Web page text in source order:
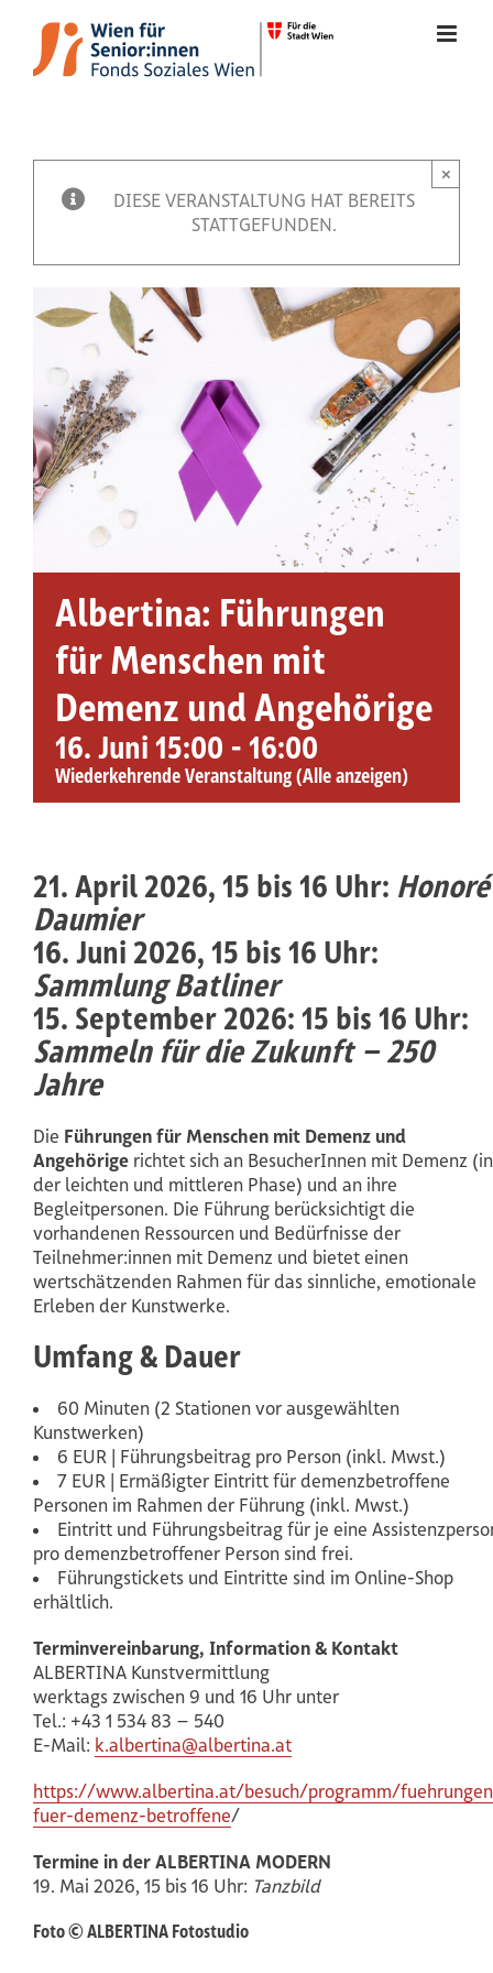
Inhalt
springen
Veranstaltung
DIESE VERANSTALTUNG HAT BEREITS
STATTGEFUNDEN.
×
Albertina: Führungen
für Menschen mit
Demenz und Angehörige
16. Juni 15:00 - 16:00
Wiederkehrende Veranstaltung(Alle anzeigen)
21. April 2026, 15 bis 16 Uhr: Honoré
Daumier
16. Juni 2026, 15 bis 16 Uhr:
Sammlung Batliner
15. September 2026: 15 bis 16 Uhr:
Sammeln für die Zukunft – 250
Jahre
Die Führungen für Menschen mit Demenz und
Angehörige richtet sich an BesucherInnen mit Demenz (in
der leichten und mittleren Phase) und an ihre
Begleitpersonen. Die Führung berücksichtigt die
vorhandenen Ressourcen und Bedürfnisse der
Teilnehmer:innen mit Demenz und bietet einen
wertschätzenden Rahmen für das sinnliche, emotionale
Erleben der Kunstwerke.
Umfang & Dauer
60 Minuten (2 Stationen vor ausgewählten
Kunstwerken)
6 EUR | Führungsbeitrag pro Person (inkl. Mwst.)
7 EUR | Ermäßigter Eintritt für demenzbetroffene
Personen im Rahmen der Führung (inkl. Mwst.)
Eintritt und Führungsbeitrag für je eine
pro demenzbetroffener Person sind frei.
Führungstickets und Eintritte sind im Online-Shop
erhältlich.
Terminvereinbarung, Information & Kontakt
ALBERTINA Kunstvermittlung
werktags zwischen 9 und 16 Uhr unter
Tel.: +43 1 534 83 – 540
E-Mail: k.albertina@albertina.at
https://www.albertina.at/besuch/programm/
fuer-demenz-betroffene/
Termine in der ALBERTINA MODERN
19. Mai 2026, 15 bis 16 Uhr: Tanzbild
Foto © ALBERTINA Fotostudio